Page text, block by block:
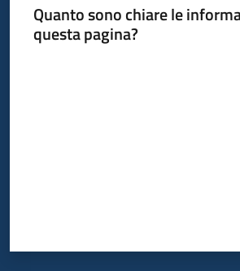
Quanto sono chiare le
questa pagina?